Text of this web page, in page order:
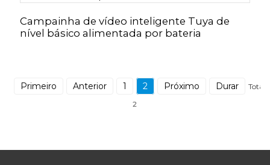
Campainha de vídeo inteligente Tuya de
nível básico alimentada por bateria
Primeiro Anterior 1 2 Próximo Durar
Total
2